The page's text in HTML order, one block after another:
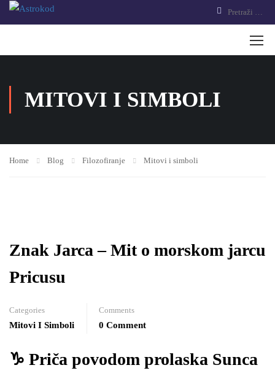
MITOVI I SIMBOLI
Home Blog Filozofiranje Mitovi i simboli
Znak Jarca – Mit o morskom jarcu
Pricusu
Categories
Mitovi I Simboli
Comments
0 Comment
♑ Priča povodom prolaska Sunca